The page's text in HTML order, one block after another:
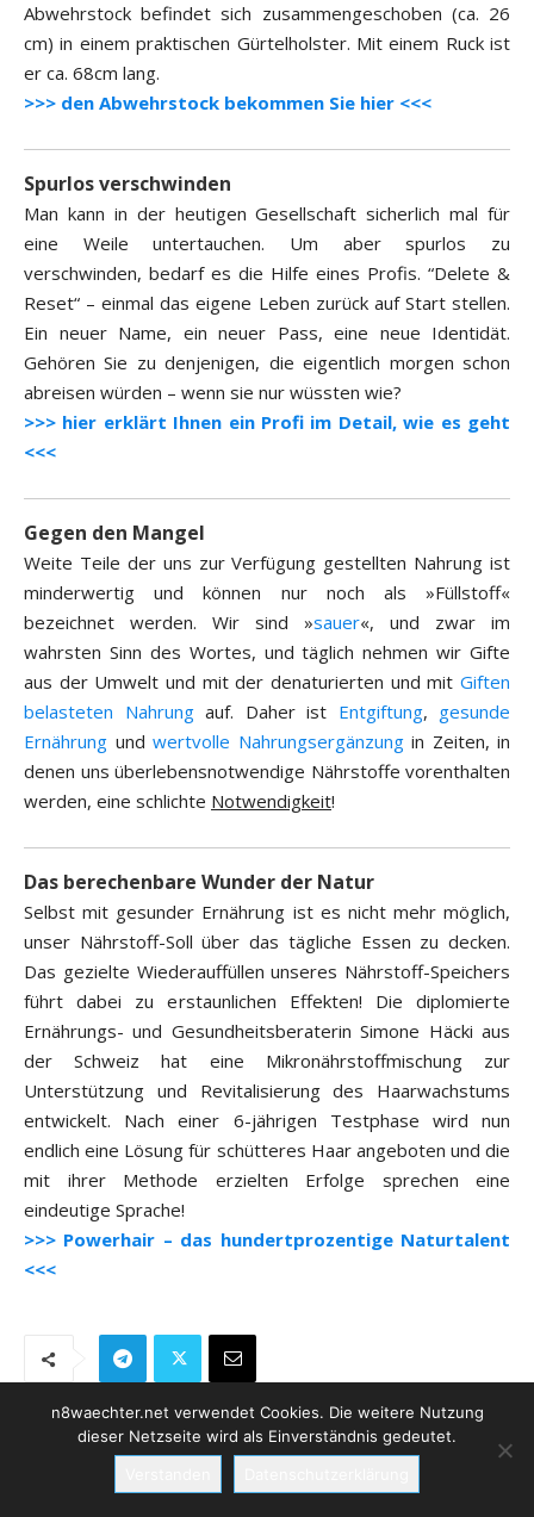
Abwehrstock befindet sich zusammengeschoben (ca. 26
cm) in einem praktischen Gürtelholster. Mit einem Ruck ist
er ca. 68cm lang.
>>> den Abwehrstock bekommen Sie hier <<<
Spurlos verschwinden
Man kann in der heutigen Gesellschaft sicherlich mal für
eine Weile untertauchen. Um aber spurlos zu
verschwinden, bedarf es die Hilfe eines Profis. “Delete &
Reset“ – einmal das eigene Leben zurück auf Start stellen.
Ein neuer Name, ein neuer Pass, eine neue Identidät.
Gehören Sie zu denjenigen, die eigentlich morgen schon
abreisen würden – wenn sie nur wüssten wie?
>>> hier erklärt Ihnen ein Profi im Detail, wie es geht
<<<
Gegen den Mangel
Weite Teile der uns zur Verfügung gestellten Nahrung ist
minderwertig und können nur noch als »Füllstoff«
bezeichnet werden. Wir sind »sauer«, und zwar im
wahrsten Sinn des Wortes, und täglich nehmen wir Gifte
aus der Umwelt und mit der denaturierten und mit Giften
belasteten Nahrungauf. Daher ist Entgiftung, gesunde
Ernährung und wertvolle Nahrungsergänzungin Zeiten, in
denen uns überlebensnotwendige Nährstoffe vorenthalten
werden, eine schlichte Notwendigkeit!
Das berechenbare Wunder der Natur
Selbst mit gesunder Ernährung ist es nicht mehr möglich,
unser Nährstoff-Soll über das tägliche Essen zu decken.
Das gezielte Wiederauffüllen unseres Nährstoff-Speichers
führt dabei zu erstaunlichen Effekten! Die diplomierte
Ernährungs- und Gesundheitsberaterin Simone Häcki aus
der Schweiz hat eine Mikronährstoffmischung zur
Unterstützung und Revitalisierung des Haarwachstums
entwickelt. Nach einer 6-jährigen Testphase wird nun
endlich eine Lösung für schütteres Haar angeboten und die
mit ihrer Methode erzielten Erfolge sprechen eine
eindeutige Sprache!
>>> Powerhair – das hundertprozentige Naturtalent
<<<
Aufrichtigen Dank an alle Unterstützer
und Förderer dieser Netzseite!
n8waechter.net verwendet Cookies. Die weitere Nutzung
dieser Netzseite wird als Einverständnis gedeutet.